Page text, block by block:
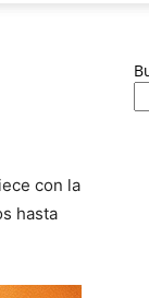
con la
hasta